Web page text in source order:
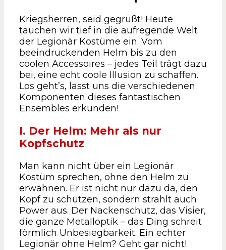
Kriegsherren, seid gegrüßt! Heute
tauchen wir tief in die aufregende Welt
der Legionär Kostüme ein. Vom
beeindruckenden Helm bis zu den
coolen Accessoires – jedes Teil trägt dazu
bei, eine echt coole Illusion zu schaffen.
Los geht’s, lasst uns die verschiedenen
Komponenten dieses fantastischen
Ensembles erkunden!
I. Der Helm: Mehr als nur
Kopfschutz
Man kann nicht über ein Legionär
Kostüm sprechen, ohne den Helm zu
erwähnen. Er ist nicht nur dazu da, den
Kopf zu schützen, sondern strahlt auch
Power aus. Der Nackenschutz, das Visier,
die ganze Metalloptik – das Ding schreit
förmlich Unbesiegbarkeit. Ein echter
Legionär ohne Helm? Geht gar nicht!